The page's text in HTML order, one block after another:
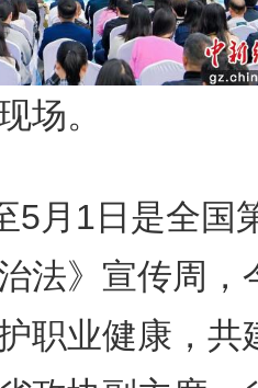
。
1日是全国
法》宣传周，
职业健康，共